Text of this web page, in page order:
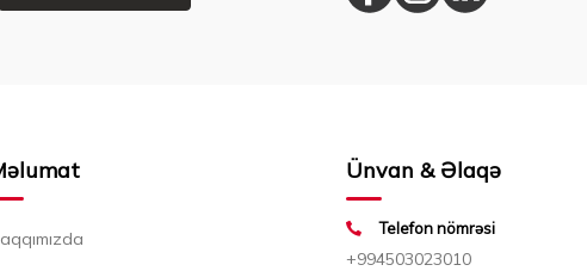
Ünvan & Əlaqə
Telefon nömrəsi
+994503023010